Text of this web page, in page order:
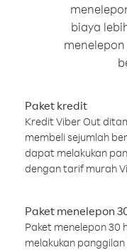
biaya
Paket kredit
Kredit Viber Out
membeli sejumlah
dapat melakukan
dengan tarif murah
Paket menelepon
Paket menelepon 30
melakukan